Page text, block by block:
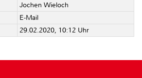
Jochen Wieloch
E-Mail
29.02.2020, 10:12 Uhr